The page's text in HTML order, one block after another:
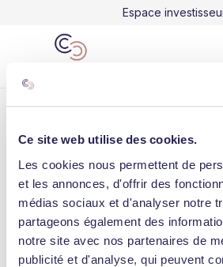
Ce site web utilise des cookies.
Les cookies nous permettent de
et les annonces, d'offrir des
médias sociaux et d'analyser notre
partageons également des
notre site avec nos partenaires de
publicité et d'analyse, qui peuvent
Espace
LINKEDIN
Le Ministre délégué chargé
Jean-Baptiste Djebbari, rend
Desage et La...